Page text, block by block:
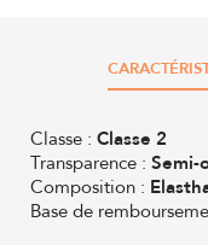
Classe : Classe 2
Transparence : Semi-
Composition :
Base de